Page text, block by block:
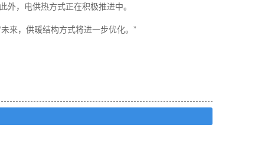
，电供热方式正在积极推进中。
来，供暖结构方式将进一步优化。”